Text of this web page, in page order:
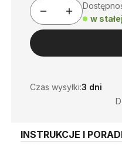
w
Czas wysyłki:3 dni
INSTRUKCJE I